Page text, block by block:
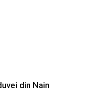
din Nain